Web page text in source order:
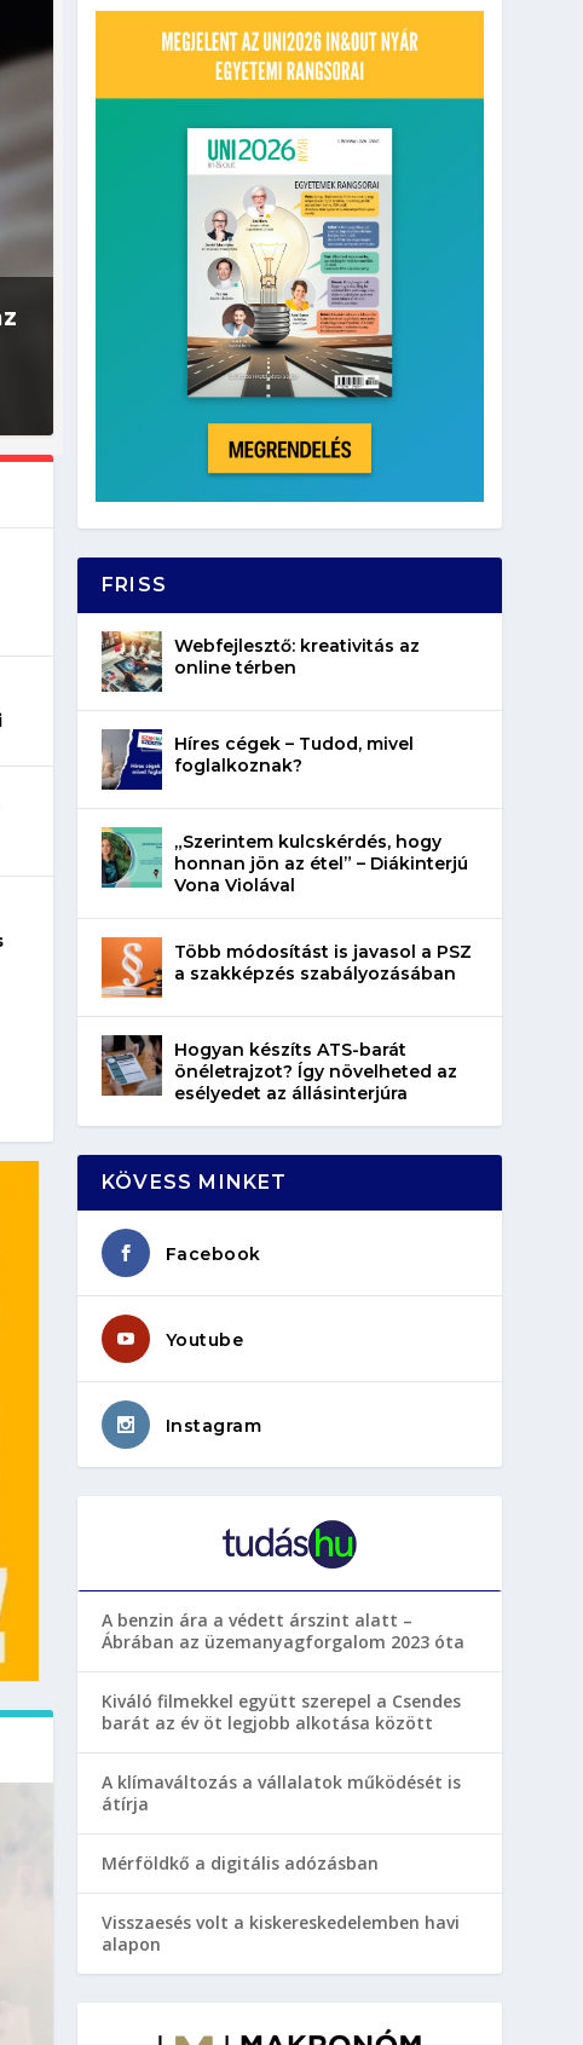
FRISS
Webfejlesztő: kreativitás az
online térben
Híres cégek – Tudod, mivel
foglalkoznak?
„Szerintem kulcskérdés, hogy
honnan jön az étel” – Diákinterjú
Vona Violával
Több módosítást is javasol a PSZ
a szakképzés szabályozásában
Hogyan készíts ATS-barát
önéletrajzot? Így növelheted az
esélyedet az állásinterjúra
KÖVESS MINKET
Facebook
Youtube
Instagram
A benzin ára a védett árszint alatt –
Ábrában az üzemanyagforgalom 2023 óta
Kiváló filmekkel együtt szerepel a Csendes
barát az év öt legjobb alkotása között
A klímaváltozás a vállalatok működését is
átírja
Mérföldkő a digitális adózásban
Visszaesés volt a kiskereskedelemben havi
alapon